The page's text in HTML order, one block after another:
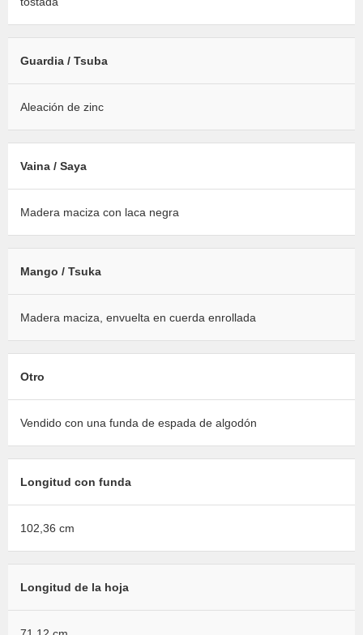
Guardia / Tsuba
Aleación de zinc
Vaina / Saya
Madera maciza con laca negra
Mango / Tsuka
Madera maciza, envuelta en cuerda enrollada
Otro
Vendido con una funda de espada de algodón
Longitud con funda
102,36 cm
Longitud de la hoja